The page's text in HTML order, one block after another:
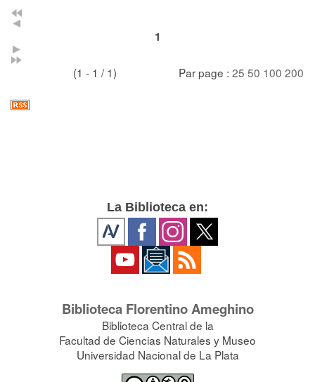
1
(1 - 1 / 1) Par page : 25 50 100 200
La Biblioteca en:
Biblioteca Florentino Ameghino
Biblioteca Central de la
Facultad de Ciencias Naturales y Museo
Universidad Nacional de La Plata